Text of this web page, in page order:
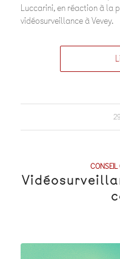
Luccarini, en réaction à la
vidéosurveillance à Vevey.